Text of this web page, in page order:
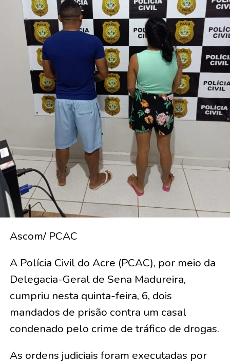
Ascom/ PCAC
A Polícia Civil do Acre (PCAC), por meio da
Delegacia-Geral de Sena Madureira,
cumpriu nesta quinta-feira, 6, dois
mandados de prisão contra um casal
condenado pelo crime de tráfico de drogas.
As ordens judiciais foram executadas por